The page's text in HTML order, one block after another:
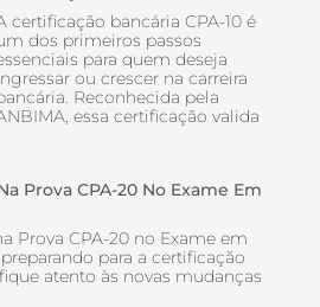
certificação bancária CPA-10 é
dos primeiros passos
para quem deseja
ou crescer na carreira
Reconhecida pela
essa certificação valida
Prova CPA-20 No Exame Em
Prova CPA-20 no Exame em
para a certificação
atento às novas mudanças